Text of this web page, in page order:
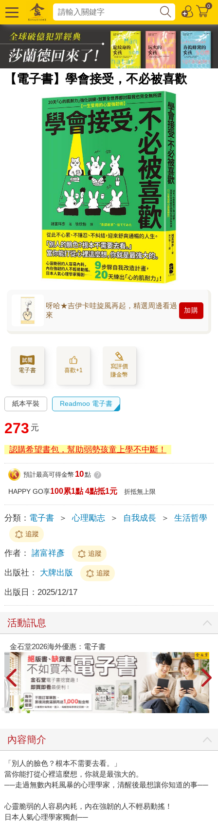
0
【電子書】學會接受，不必被喜歡
呀哈★吉伊卡哇旋風再起，精選周邊看過
來
加購
電子書 喜歡+1
寫評價
賺金幣
紙本平裝 Readmoo 電子書
273 元
認購希望書包，幫助弱勢孩童上學不中斷！
預計最高可得金幣 10點 ?
HAPPY GO享100累1點 4點抵1元 折抵無上限
分類： 電子書 ＞ 心理勵志 ＞ 自我成長 ＞ 生活哲學
追蹤
作者： 諸富祥彥 追蹤
出版社： 大牌出版 追蹤
出版日： 2025/12/17
活動訊息
金石堂2026海外優惠：電子書
內容簡介
「別人的臉色？根本不需要去看。」
當你能打從心裡這麼想，你就是最強大的。
──走過無數內耗風暴的心理學家，清醒後最想讓你知道的事──
心靈脆弱的人容易內耗，內在強韌的人不輕易動搖！
日本人氣心理學家獨創──